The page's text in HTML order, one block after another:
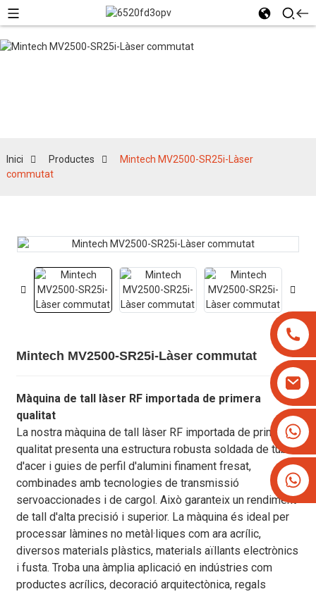
+8613825779334
+16266628193
Inici Productes
Mintech MV2500-SR25i-Làser
commutat
Mintech MV2500-SR25i-Làser commutat
Màquina de tall làser RF importada de primera
qualitat
La nostra màquina de tall làser RF importada de primera
qualitat presenta una estructura robusta soldada de tubs
d'acer i guies de perfil d'alumini finament fresat,
combinades amb tecnologies de transmissió
servoaccionades i de cargol. Això garanteix un rendiment
de tall d'alta precisió i superior. La màquina és ideal per
processar làmines no metàl·liques com ara acrílic,
diversos materials plàstics, materials aïllants electrònics
i fusta. Troba una àmplia aplicació en indústries com
productes acrílics, decoració arquitectònica, regals